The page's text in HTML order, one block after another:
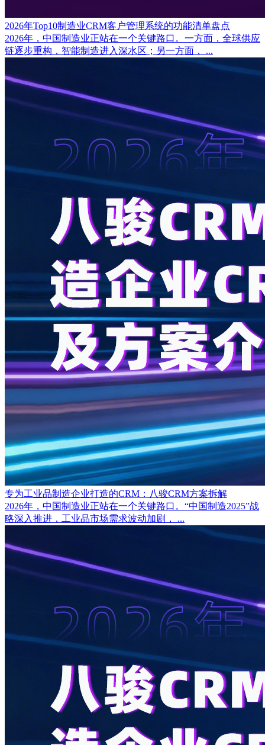
2026年Top10制造业CRM客户管理系统的功能清单盘点
2026年，中国制造业正站在一个关键路口。一方面，全球供应
链逐步重构，智能制造进入深水区；另一方面， ...
专为工业品制造企业打造的CRM：八骏CRM方案拆解
2026年，中国制造业正站在一个关键路口。“中国制造2025”战
略深入推进，工业品市场需求波动加剧， ...